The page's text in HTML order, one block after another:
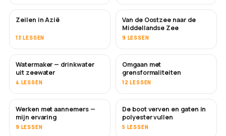
BINNENKORT
Zeilen in Azië
13 LESSEN
BINNENKORT
Van de Oostzee naar de
Middellandse Zee
9 LESSEN
BINNENKORT
Watermaker — drinkwater
uit zeewater
4 LESSEN
Omgaan met
grensformaliteiten
12 LESSEN
BINNENKORT
Werken met aannemers —
mijn ervaring
9 LESSEN
BINNENKORT
De boot verven en gaten in
polyester vullen
5 LESSEN